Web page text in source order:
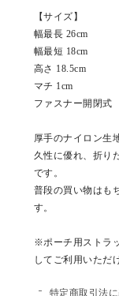
【サイズ】
幅最長 26cm
幅最短 18cm
高さ 18.5cm
マチ 1cm
ファスナー開閉式
厚手のナイロン生
久性に優れ、折り
です。
普段の買い物はも
す。
※ポーチ用ストラ
してご利用いただ
特定商取引法